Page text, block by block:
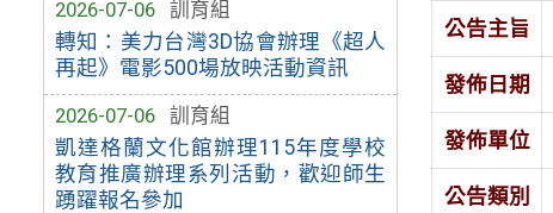
2026-07-06
訓育組
轉知：美力台灣3D協會辦理《超人
再起》電影500場放映活動資訊
2026-07-06
訓育組
凱達格蘭文化館辦理115年度學校
教育推廣辦理系列活動，歡迎師生
踴躍報名參加
公告主旨
發佈日期
發佈單位
公告類別